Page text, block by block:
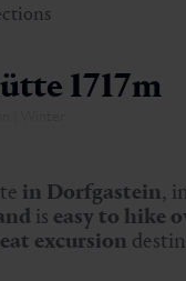
1717m
in Dorfgastein,
is easy to hike
excursion